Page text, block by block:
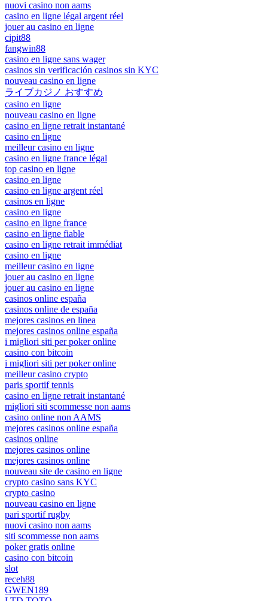
nuovi casino non aams
casino en ligne légal argent réel
jouer au casino en ligne
cipit88
fangwin88
casino en ligne sans wager
casinos sin verificación casinos sin KYC
nouveau casino en ligne
ライブカジノ おすすめ
casino en ligne
nouveau casino en ligne
casino en ligne retrait instantané
casino en ligne
meilleur casino en ligne
casino en ligne france légal
top casino en ligne
casino en ligne
casino en ligne argent réel
casinos en ligne
casino en ligne
casino en ligne france
casino en ligne fiable
casino en ligne retrait immédiat
casino en ligne
meilleur casino en ligne
jouer au casino en ligne
jouer au casino en ligne
casinos online españa
casinos online de españa
mejores casinos en linea
mejores casinos online españa
i migliori siti per poker online
casino con bitcoin
i migliori siti per poker online
meilleur casino crypto
paris sportif tennis
casino en ligne retrait instantané
migliori siti scommesse non aams
casino online non AAMS
mejores casinos online españa
casinos online
mejores casinos online
mejores casinos online
nouveau site de casino en ligne
crypto casino sans KYC
crypto casino
nouveau casino en ligne
pari sportif rugby
nuovi casino non aams
siti scommesse non aams
poker gratis online
casino con bitcoin
slot
receh88
GWEN189